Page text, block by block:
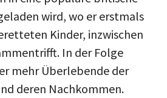
wird, wo er erstmals
Kinder, inzwischen
In der Folge
mehr Überlebende der
deren Nachkommen.